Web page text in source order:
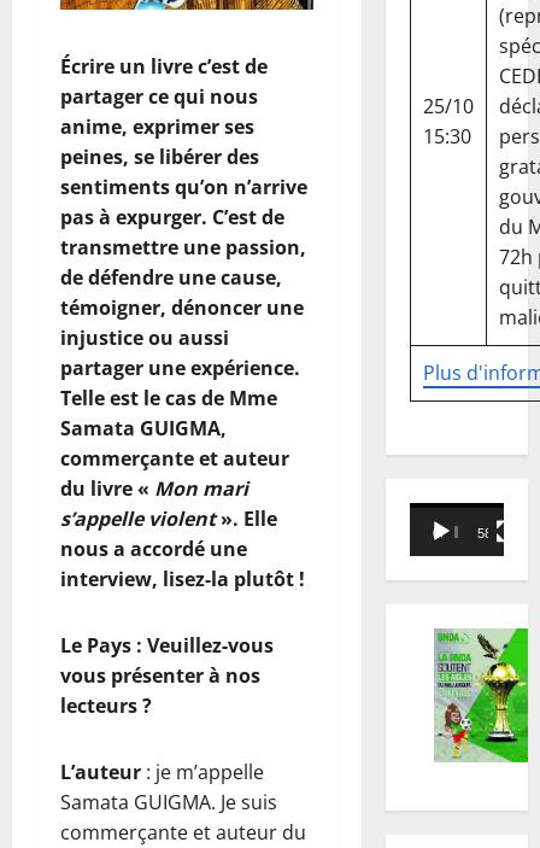
Écrire un livre c’est de
partager ce qui nous
anime, exprimer ses
peines, se libérer des
sentiments qu’on n’arrive
pas à expurger. C’est de
transmettre une passion,
de défendre une cause,
témoigner, dénoncer une
injustice ou aussi
partager une expérience.
Telle est le cas de Mme
Samata GUIGMA,
commerçante et auteur
du livre « Mon mari
s’appelle violent». Elle
nous a accordé une
interview, lisez-la plutôt !
Le Pays : Veuillez-vous
vous présenter à nos
lecteurs ?
L’auteur : je m’appelle
Samata GUIGMA. Je suis
commerçante et auteur du
Plus
25/10
15:30
du
72h
Lecteur
vidéo
00:00 58:18